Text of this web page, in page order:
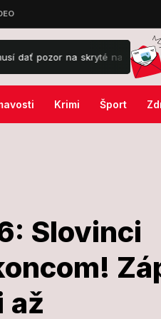
skryté napätie! Slovensko
Krimi Šport
Slovinci
až2026: